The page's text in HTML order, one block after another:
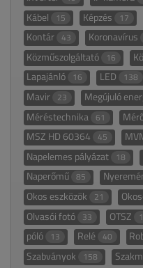
Kábel 15 Képzés 17
Kontár 43 Koronavírus
Közműszolgáltató 16
Lapajánló 16 LED 138
Mavir 23 Megújuló
Méréstechnika 61
MSZ HD 60364 45
Napelemes pályázat 18
Naperőmű 85
Okos eszközök 21
Olvasói fotó 33 OTSZ
póló 13 Relé 40
Szabványok 158